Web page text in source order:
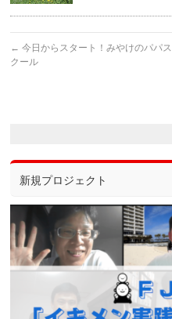
← 今日からスタート！みやけのパパス
クール
新規プロジェクト